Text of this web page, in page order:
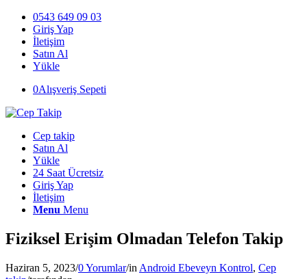
0543 649 09 03
Giriş Yap
İletişim
Satın Al
Yükle
0Alışveriş Sepeti
Cep takip
Satın Al
Yükle
24 Saat Ücretsiz
Giriş Yap
İletişim
Menu Menu
Fiziksel Erişim Olmadan Telefon Takip
Haziran 5, 2023/0 Yorumlar/in Android Ebeveyn Kontrol, Cep